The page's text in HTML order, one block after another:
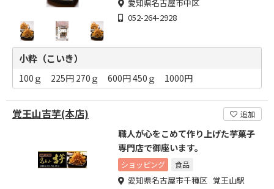
愛知県名古屋市中区
052-264-2928
小粋（こいき）
100ｇ 225円 270ｇ 600円 450ｇ 1000円
覚王山吉芋(本店) 追加
職人が心をこめて作り上げた芋菓子
専門店で御座います。
ショッピング 食品
愛知県名古屋市千種区 覚王山駅